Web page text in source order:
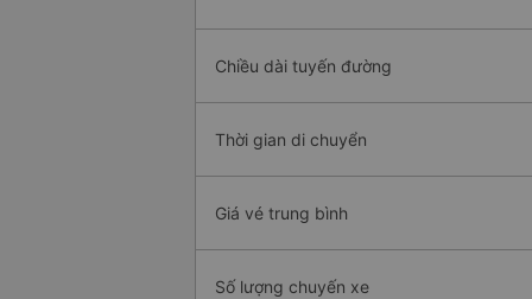
Chiều dài tuyến đường
Thời gian di chuyển
Giá vé trung bình
Số lượng chuyến xe